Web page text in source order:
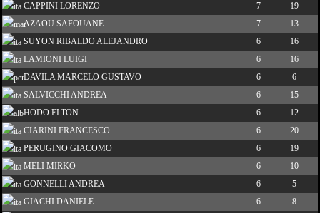
CAPPINI LORENZO
7
19
AZAOU SAFOUANE
7
13
SUYON RIBALDO ALEJANDRO
6
16
LAMIONI LUIGI
6
16
DAVILA MARCELO GUSTAVO
6
6
SALVICCHI ANDREA
6
15
HODO ELTON
6
12
CIARINI FRANCESCO
6
20
PERUGINO GIACOMO
6
19
MELI MIRKO
6
10
GONNELLI ANDREA
6
5
GIACHI DANIELE
6
8